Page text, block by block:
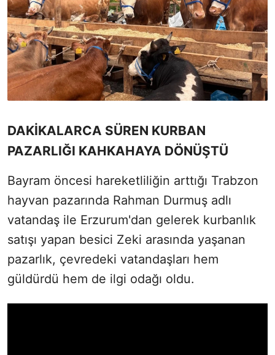
DAKİKALARCA SÜREN KURBAN
PAZARLIĞI KAHKAHAYA DÖNÜŞTÜ
Bayram öncesi hareketliliğin arttığı Trabzon
hayvan pazarında Rahman Durmuş adlı
vatandaş ile Erzurum'dan gelerek kurbanlık
satışı yapan besici Zeki arasında yaşanan
pazarlık, çevredeki vatandaşları hem
güldürdü hem de ilgi odağı oldu.